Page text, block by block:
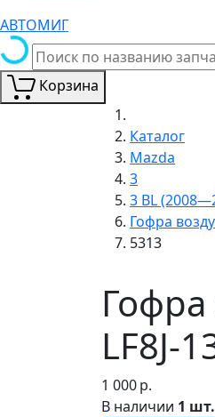
АВТОМИГ
Корзина
Каталог
Mazda
3
3 BL
Гофра
5313
LF8J-
1 000р.
В наличии 1 шт.